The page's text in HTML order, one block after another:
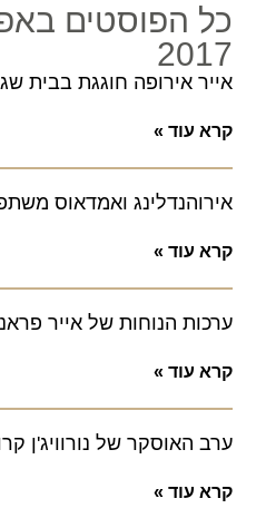
2017
אייר אירופה חוגגת בבית
קרא עוד »
אירוהנדלינג ואמדאוס
קרא עוד »
ערכות הנוחות של אייר
קרא עוד »
ערב האוסקר של נורוויג'ן
קרא עוד »